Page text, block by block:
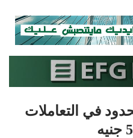
في التعاملات